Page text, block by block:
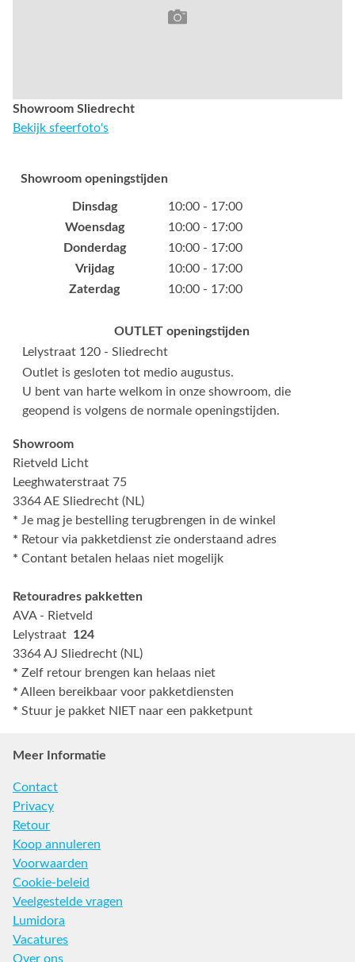
Showroom Sliedrecht
Bekijk sfeerfoto's
Showroom openingstijden
Dinsdag
10:00 - 17:00
Woensdag
10:00 - 17:00
Donderdag
10:00 - 17:00
Vrijdag
10:00 - 17:00
Zaterdag
10:00 - 17:00
OUTLET openingstijden
Lelystraat 120 - Sliedrecht
Outlet is gesloten tot medio augustus.
U bent van harte welkom in onze showroom, die
geopend is volgens de normale openingstijden.
Showroom
Rietveld Licht
Leeghwaterstraat 75
3364 AE Sliedrecht (NL)
* Je mag je bestelling terugbrengen in de winkel
* Retour via pakketdienst zie onderstaand adres
* Contant betalen helaas niet mogelijk
Retouradres pakketten
AVA - Rietveld
Lelystraat 124
3364 AJ Sliedrecht (NL)
* Zelf retour brengen kan helaas niet
* Alleen bereikbaar voor pakketdiensten
* Stuur je pakket NIET naar een pakketpunt
Meer Informatie
Contact
Privacy
Retour
Koop annuleren
Voorwaarden
Cookie-beleid
Veelgestelde vragen
Lumidora
Vacatures
Over ons